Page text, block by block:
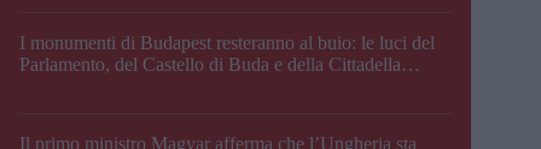
I monumenti di Budapest resteranno al buio: le luci del
Parlamento, del Castello di Buda e della Cittadella
Il primo ministro Magyar afferma che l’Ungheria sta